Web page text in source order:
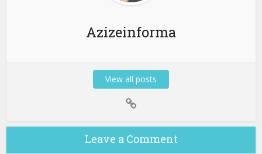
Azizeinforma
View all posts
Leave a Comment